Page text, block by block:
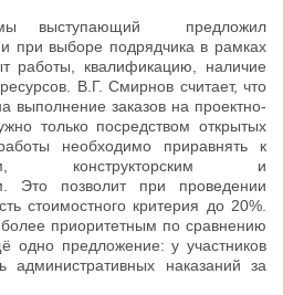
выступающий предложил
при выборе подрядчика в рамках
работы, квалификацию, наличие
В.Г. Смирнов считает, что
выполнение заказов на проектно-
только посредством открытых
необходимо приравнять к
конструкторским и
Это позволит при проведении
стоимостного критерия до 20%.
приоритетным по сравнению
одно предложение: у участников
административных наказаний за